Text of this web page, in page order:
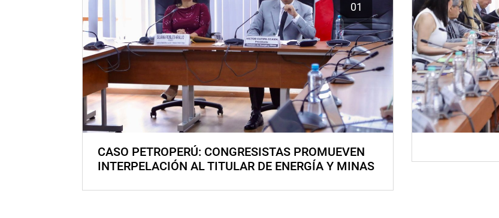
01
CASO PETROPERÚ: CONGRESISTAS PROMUEVEN
INTERPELACIÓN AL TITULAR DE ENERGÍA Y MINAS